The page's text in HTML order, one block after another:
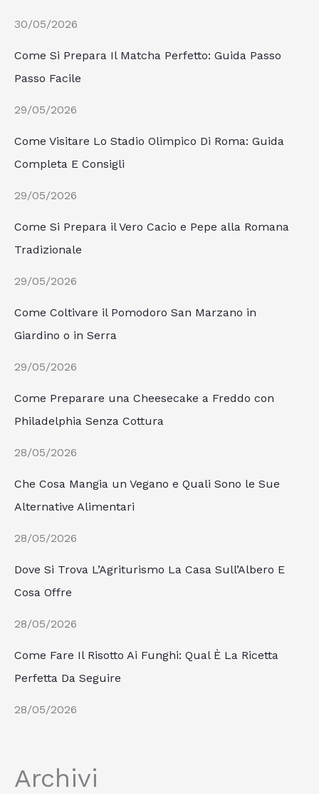
30/05/2026
Come Si Prepara Il Matcha Perfetto: Guida Passo
Passo Facile
29/05/2026
Come Visitare Lo Stadio Olimpico Di Roma: Guida
Completa E Consigli
29/05/2026
Come Si Prepara il Vero Cacio e Pepe alla Romana
Tradizionale
29/05/2026
Come Coltivare il Pomodoro San Marzano in
Giardino o in Serra
29/05/2026
Come Preparare una Cheesecake a Freddo con
Philadelphia Senza Cottura
28/05/2026
Che Cosa Mangia un Vegano e Quali Sono le Sue
Alternative Alimentari
28/05/2026
Dove Si Trova L’Agriturismo La Casa Sull’Albero E
Cosa Offre
28/05/2026
Come Fare Il Risotto Ai Funghi: Qual È La Ricetta
Perfetta Da Seguire
28/05/2026
Archivi